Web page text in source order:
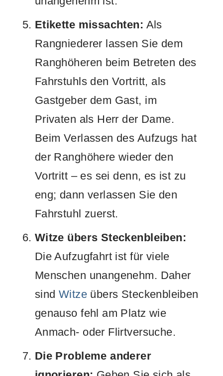
Etikette missachten: Als
Rangniederer lassen Sie dem
Ranghöheren beim Betreten des
Fahrstuhls den Vortritt, als
Gastgeber dem Gast, im
Privaten als Herr der Dame.
Beim Verlassen des Aufzugs hat
der Ranghöhere wieder den
Vortritt – es sei denn, es ist zu
eng; dann verlassen Sie den
Fahrstuhl zuerst.
Witze übers Steckenbleiben:
Die Aufzugfahrt ist für viele
Menschen unangenehm. Daher
sind Witzeübers Steckenbleiben
genauso fehl am Platz wie
Anmach- oder Flirtversuche.
Die Probleme anderer